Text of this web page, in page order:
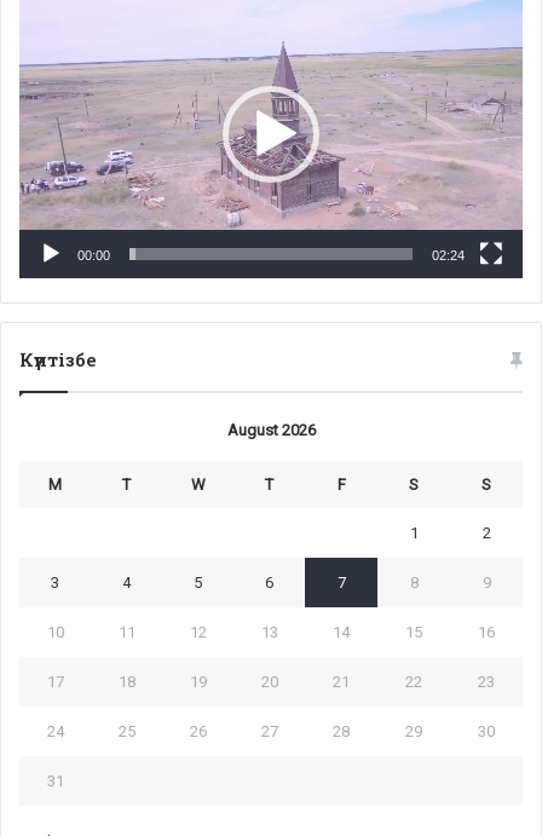
00:00 02:24
Күнтізбе
August 2026
M T W T F S S
1 2
3 4 5 6 7 8 9
10 11 12 13 14 15 16
17 18 19 20 21 22 23
24 25 26 27 28 29 30
31